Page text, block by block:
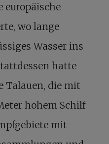
europäische
wo lange
Wasser ins
hatte
Talauen, die mit
hohem Schilf
mit